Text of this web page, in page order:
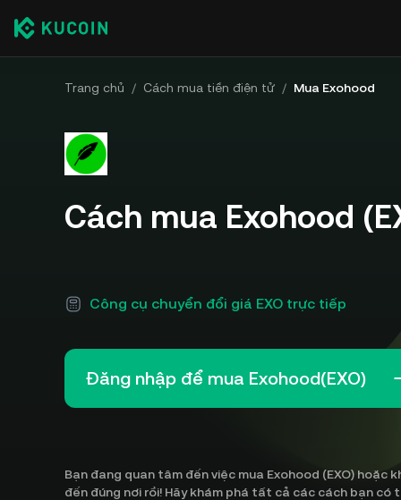
Trang chủ / Cách mua tiền điện tử / Mua Exohood
Cách mua Exohood
Công cụ chuyển đổi giá EXO trực tiếp
Đăng nhập để mua Exohood(EXO)
Bạn đang quan tâm đến việc mua Exohood (EXO)
đến đúng nơi rồi! Hãy khám phá tất cả các cách bạn có